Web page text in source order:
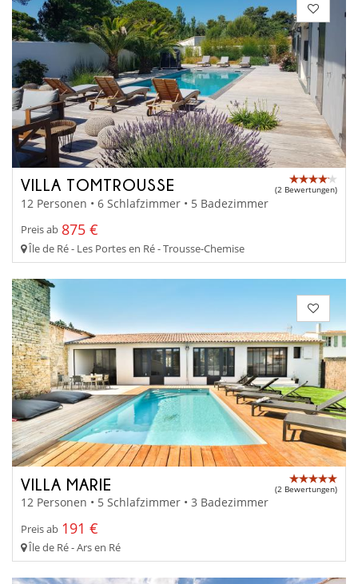
VILLA TOMTROUSSE (2 Bewertungen)
12 Personen • 6 Schlafzimmer • 5 Badezimmer
Preis ab 875 €
Île de Ré - Les Portes en Ré - Trousse-Chemise
VILLA MARIE (2 Bewertungen)
12 Personen • 5 Schlafzimmer • 3 Badezimmer
Preis ab 191 €
Île de Ré - Ars en Ré